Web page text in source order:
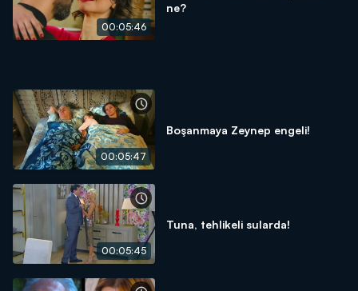
00:05:46
ne?
00:05:47
Boşanmaya Zeynep engeli!
00:05:45
Tuna, tehlikeli sularda!